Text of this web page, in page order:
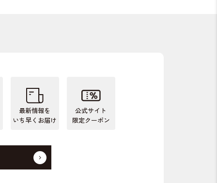
最新情報を
いち早くお届け
公式サイト
限定クーポン